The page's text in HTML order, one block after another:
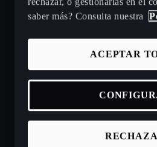
Puntos de venta y talleres
Beneficios CUPRA Approved
Coches de ocasión en stock
Ofertas de coches nuevos CUPRA
saber más? Consulta nuestra
ACEPTAR